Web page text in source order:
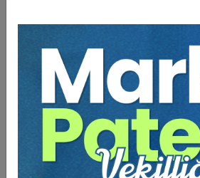
Eğitmen Hakkında
Sosyal Medya